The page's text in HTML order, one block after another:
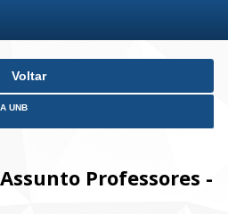
Voltar
UNB
Professores -